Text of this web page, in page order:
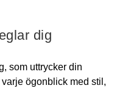
dig
som uttrycker din
ögonblick med stil,